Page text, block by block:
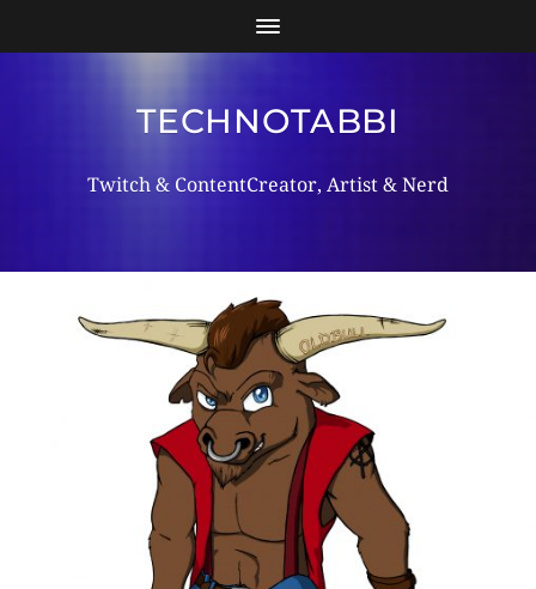
TECHNOTABBI
Twitch & ContentCreator, Artist & Nerd